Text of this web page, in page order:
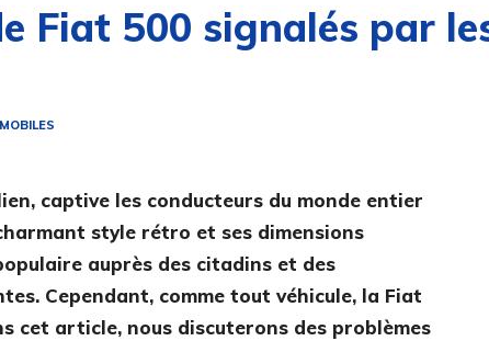
Fiat 500 signalés par
captive les conducteurs du monde entier
style rétro et ses dimensions
auprès des citadins et des
Cependant, comme tout véhicule, la Fiat
cet article, nous discuterons des problèmes